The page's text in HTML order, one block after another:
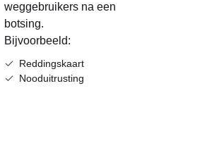
weggebruikers na een
botsing.
Bijvoorbeeld:
Reddingskaart
Nooduitrusting